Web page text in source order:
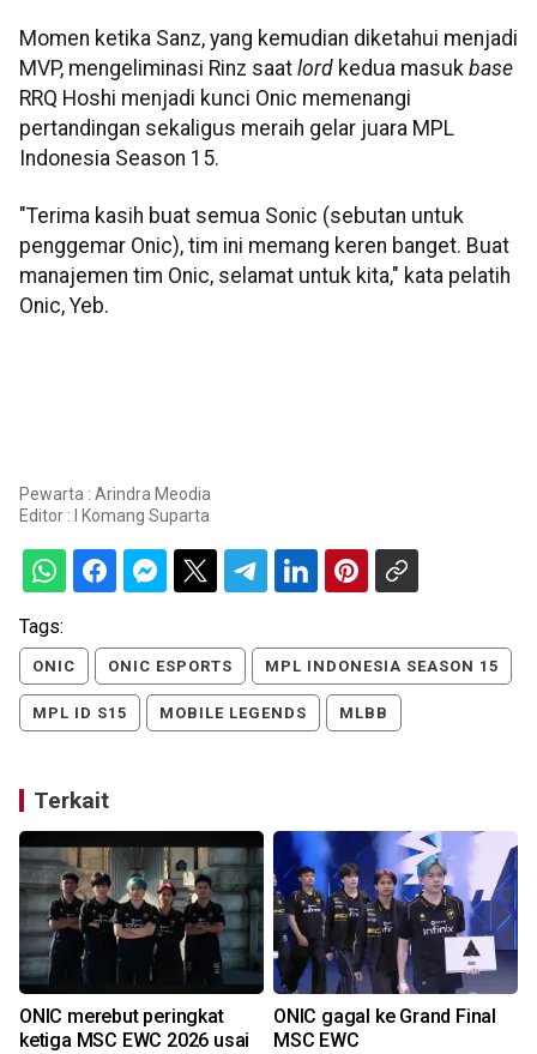
Momen ketika Sanz, yang kemudian diketahui menjadi
MVP, mengeliminasi Rinz saat lord kedua masuk base
RRQ Hoshi menjadi kunci Onic memenangi
pertandingan sekaligus meraih gelar juara MPL
Indonesia Season 15.
"Terima kasih buat semua Sonic (sebutan untuk
penggemar Onic), tim ini memang keren banget. Buat
manajemen tim Onic, selamat untuk kita," kata pelatih
Onic, Yeb.
Pewarta : Arindra Meodia
Editor :
I Komang Suparta
Tags:
ONIC ONIC ESPORTS MPL INDONESIA SEASON 15
MPL ID S15 MOBILE LEGENDS MLBB
Terkait
ONIC merebut peringkat
ketiga MSC EWC 2026 usai
ONIC gagal ke Grand Final
MSC EWC